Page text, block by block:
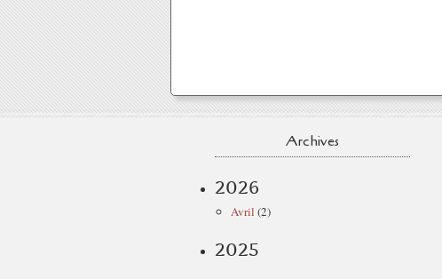
Archives
2026
Avril (2)
2025